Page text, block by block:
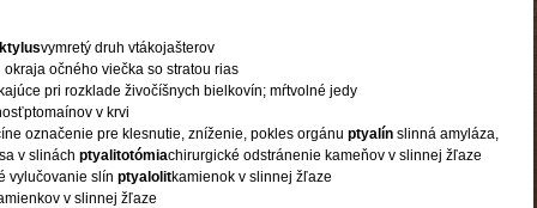
vymretý druh vtákojašterov
okraja očného viečka so stratou rias
pri rozklade živočíšnych bielkovín; mŕtvolné jedy
v krvi
označenie pre klesnutie, zníženie, pokles orgánu ptyalín slinná amyláza,
v slinách ptyalitotómiachirurgické odstránenie kameňov v slinnej žľaze
vylučovanie slín ptyalolitkamienok v slinnej žľaze
v slinnej žľaze